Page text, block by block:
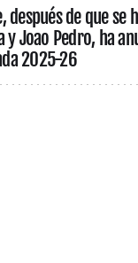
después de que
y Joao Pedro, ha
2025-26